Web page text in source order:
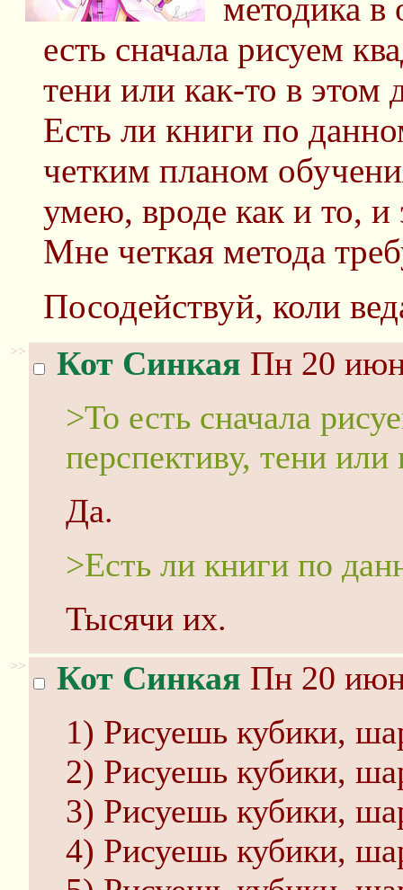
методика в
есть сначала рисуем
тени или как-то в этом
Есть ли книги по
четким планом
умею, вроде как и то, и
Мне четкая метода
Посодействуй, коли
>> Кот Синкая Пн 20
>То есть сначала
перспективу, тени или
Да.
>Есть ли книги по
Тысячи их.
>> Кот Синкая Пн 20
1) Рисуешь кубики,
2) Рисуешь кубики,
3) Рисуешь кубики,
4) Рисуешь кубики,